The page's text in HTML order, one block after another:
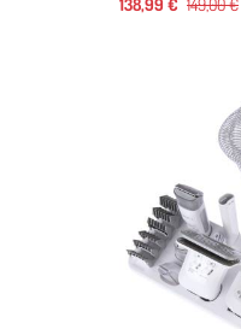
138,99 € 149,00 €